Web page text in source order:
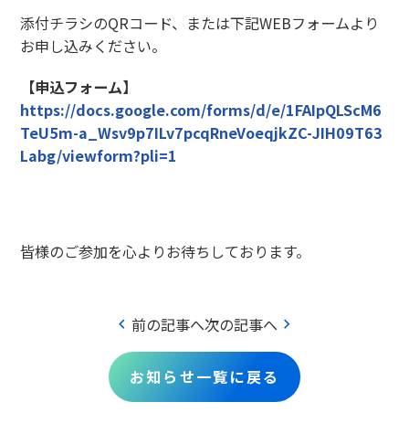
添付チラシのQRコード、または下記WEBフォームより
お申し込みください。
【申込フォーム】
https://docs.google.com/forms/d/e/1FAIpQLScM6
TeU5m-a_Wsv9p7ILv7pcqRneVoeqjkZC-JIH09T63
Labg/viewform?pli=1
皆様のご参加を心よりお待ちしております。
chevron_left 前の記事へ次の記事へ chevron_right
お知らせ一覧に戻る